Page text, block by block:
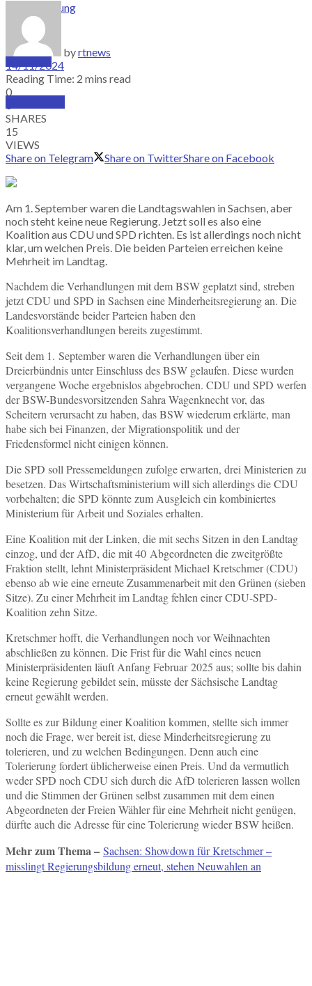
Meinung
PRICING
SUBSCRIBE
byrtnews
14/11/2024
Reading Time: 2 mins read
0
SHARES
15
VIEWS
Share on Telegram
Share on TwitterShare on Facebook
Am 1. September waren die Landtagswahlen in Sachsen, aber
noch steht keine neue Regierung. Jetzt soll es also eine
Koalition aus CDU und SPD richten. Es ist allerdings noch nicht
klar, um welchen Preis. Die beiden Parteien erreichen keine
Mehrheit im Landtag.
Nachdem die Verhandlungen mit dem BSW geplatzt sind, streben
jetzt CDU und SPD in Sachsen eine Minderheitsregierung an. Die
Landesvorstände beider Parteien haben den
Koalitionsverhandlungen bereits zugestimmt.
Seit dem 1. September waren die Verhandlungen über ein
Dreierbündnis unter Einschluss des BSW gelaufen. Diese wurden
vergangene Woche ergebnislos abgebrochen. CDU und SPD werfen
der BSW-Bundesvorsitzenden Sahra Wagenknecht vor, das
Scheitern verursacht zu haben, das BSW wiederum erklärte, man
habe sich bei Finanzen, der Migrationspolitik und der
Friedensformel nicht einigen können.
Die SPD soll Pressemeldungen zufolge erwarten, drei Ministerien zu
besetzen. Das Wirtschaftsministerium will sich allerdings die CDU
vorbehalten; die SPD könnte zum Ausgleich ein kombiniertes
Ministerium für Arbeit und Soziales erhalten.
Eine Koalition mit der Linken, die mit sechs Sitzen in den Landtag
einzog, und der AfD, die mit 40 Abgeordneten die zweitgrößte
Fraktion stellt, lehnt Ministerpräsident Michael Kretschmer (CDU)
ebenso ab wie eine erneute Zusammenarbeit mit den Grünen (sieben
Sitze). Zu einer Mehrheit im Landtag fehlen einer CDU-SPD-
Koalition zehn Sitze.
Kretschmer hofft, die Verhandlungen noch vor Weihnachten
abschließen zu können. Die Frist für die Wahl eines neuen
Ministerpräsidenten läuft Anfang Februar 2025 aus; sollte bis dahin
keine Regierung gebildet sein, müsste der Sächsische Landtag
erneut gewählt werden.
Sollte es zur Bildung einer Koalition kommen, stellte sich immer
noch die Frage, wer bereit ist, diese Minderheitsregierung zu
tolerieren, und zu welchen Bedingungen. Denn auch eine
Tolerierung fordert üblicherweise einen Preis. Und da vermutlich
weder SPD noch CDU sich durch die AfD tolerieren lassen wollen
und die Stimmen der Grünen selbst zusammen mit dem einen
Abgeordneten der Freien Wähler für eine Mehrheit nicht genügen,
dürfte auch die Adresse für eine Tolerierung wieder BSW heißen.
Mehr zum Thema – Sachsen: Showdown für Kretschmer –
misslingt Regierungsbildung erneut, stehen Neuwahlen an